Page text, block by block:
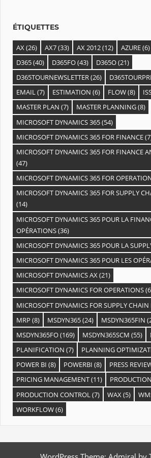
ÉTIQUETTES
AX(26) AX7(33) AX 2012(12) AZURE(6)
D365(40) D365FO(43) D365O(21)
D365TOURNEWSLETTER(26)
EMAIL(7) ESTIMATION (6) FLOW(8)
MASTER PLAN (7) MASTER PLANNING(8)
MICROSOFT DYNAMICS 365(54)
MICROSOFT DYNAMICS 365 FOR FINANCE
MICROSOFT DYNAMICS 365 FOR FINANCE
(47)
MICROSOFT DYNAMICS 365 FOR
MICROSOFT DYNAMICS 365 FOR SUPPLY
(14)
MICROSOFT DYNAMICS 365 POUR LA
OPÉRATIONS(36)
MICROSOFT DYNAMICS 365 POUR LA
MICROSOFT DYNAMICS 365 POUR LES
MICROSOFT DYNAMICS AX(21)
MICROSOFT DYNAMICS FOR OPERATIONS
MICROSOFT DYNAMICS FOR SUPPLY
MRP (8) MSDYN365(24) MSDYN365FIN
MSDYN365FO(169) MSDYN365SCM (55)
PLANIFICATION (7) PLANNING
POWER BI (8) POWERBI (8) PRESS
PRICING MANAGEMENT(11) PRODUCTION
PRODUCTION CONTROL(7) WAX(5)
WORKFLOW(6)